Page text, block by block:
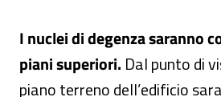
I nuclei di degenza saranno
piani superiori. Dal punto di
piano terreno dell’edificio